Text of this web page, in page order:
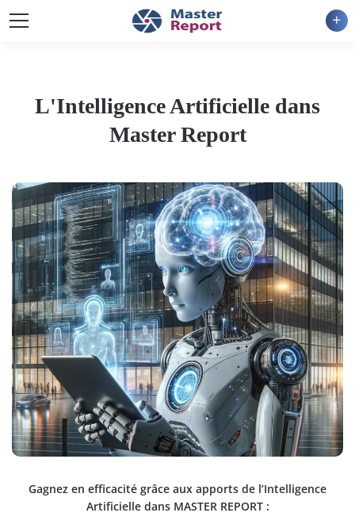
L'Intelligence Artificielle dans
Master Report
Gagnez en efficacité grâce aux apports de l’Intelligence
Artificielle dans MASTER REPORT :